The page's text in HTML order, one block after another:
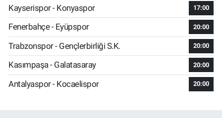
Kayserispor - Konyaspor
17:00
Fenerbahçe - Eyüpspor 20:00
Trabzonspor - Gençlerbirliği S.K. 20:00
Kasımpaşa - Galatasaray 20:00
Antalyaspor - Kocaelispor 20:00